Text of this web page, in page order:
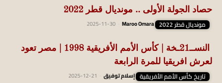
حصاد الجولة الأولى .. مونديال قطر 2022
مونديال قطر 2022 Maroo Omara
2025-11-30
النســ21ـخة | كأس الأمم الأفريقية 1998 | مصر تعود
لعرش افريقيا للمرة الرابعة
تاريخ كأس الأمم الأفريقية إسلام توفيق 2025-12-21